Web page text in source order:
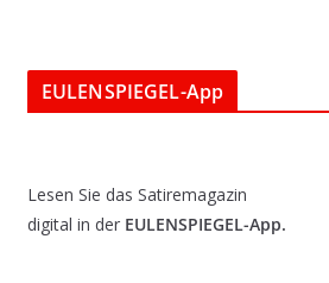
EULENSPIEGEL-App
Lesen Sie das Satiremagazin
digital in der EULENSPIEGEL-App.